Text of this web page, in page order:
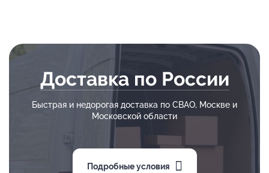
Доставка по России
Быстрая и недорогая доставка по СВАО, Москве и
Московской области
Подробные условия